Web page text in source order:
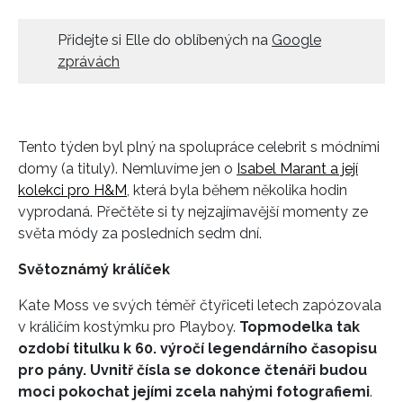
Přidejte si Elle do oblíbených na Google
zprávách
Tento týden byl plný na spolupráce celebrit s módními
domy (a tituly). Nemluvíme jen o Isabel Marant a její
kolekci pro H&M, která byla během několika hodin
vyprodaná. Přečtěte si ty nejzajímavější momenty ze
světa módy za posledních sedm dní.
Světoznámý králíček
Kate Moss ve svých téměř čtyřiceti letech zapózovala
v králičím kostýmku pro Playboy. Topmodelka tak
ozdobí titulku k 60. výročí legendárního časopisu
pro pány. Uvnitř čísla se dokonce čtenáři budou
moci pokochat jejími zcela nahými fotografiemi.